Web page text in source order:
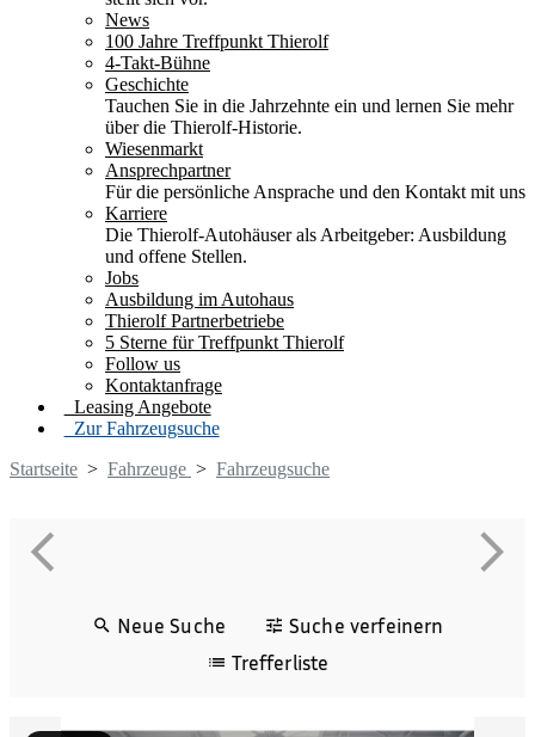
News
100 Jahre Treffpunkt Thierolf
4-Takt-Bühne
Geschichte
Tauchen Sie in die Jahrzehnte ein und lernen Sie mehr
über die Thierolf-Historie.
Wiesenmarkt
Ansprechpartner
Für die persönliche Ansprache und den Kontakt mit uns
Karriere
Die Thierolf-Autohäuser als Arbeitgeber: Ausbildung
und offene Stellen.
Jobs
Ausbildung im Autohaus
Thierolf Partnerbetriebe
5 Sterne für Treffpunkt Thierolf
Follow us
Kontaktanfrage
Leasing Angebote
Zur Fahrzeugsuche
Startseite > Fahrzeuge > Fahrzeugsuche
Neue Suche
Suche verfeinern
Trefferliste